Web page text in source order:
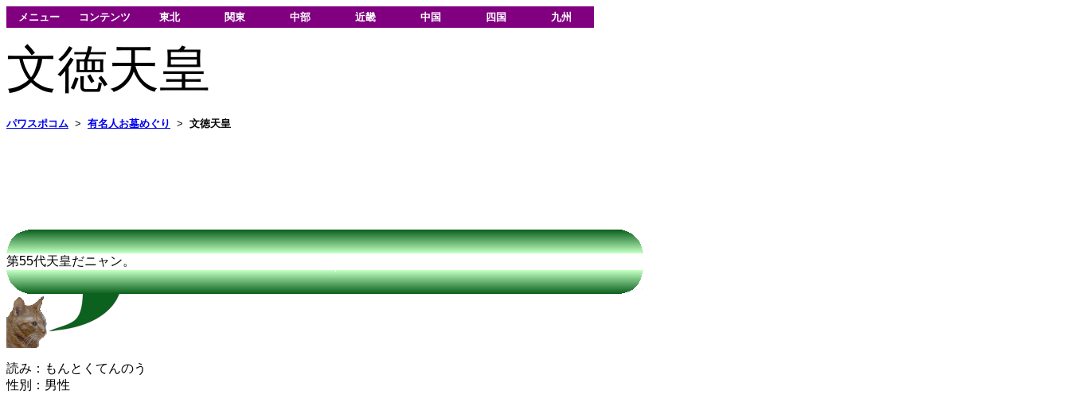
メニュー コンテンツ 東北 関東 中部 近畿 中国 四国 九州
文徳天皇
パワスポコム > 有名人お墓めぐり > 文徳天皇
第55代天皇だニャン。
読み：もんとくてんのう
性別：男性